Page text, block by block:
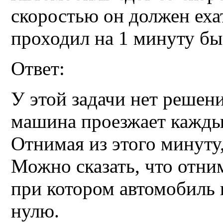
скоростью он должен
проходил на 1 минуту
Ответ:
У этой задачи нет
машина проезжает
Отнимая из этого
Можно сказать, что
при котором автомобиль
нулю.